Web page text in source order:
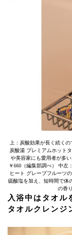
上：炭酸効果が長く続く
炭酸湯 プレミアムホット
や美容家にも愛用者が多
￥660（編集部調べ） 中左
ヒート グレープフルーツ
硫酸塩を加え、短時間で体
の香
入浴中はタオル
タオルクレンジ